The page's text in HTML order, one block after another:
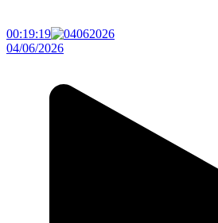
00:19:19
04/06/2026